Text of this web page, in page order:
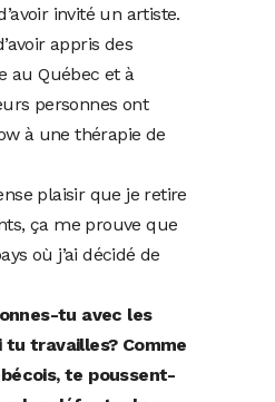
invité un artiste.
appris des
au Québec et à
personnes ont
à une thérapie de
plaisir que je retire
ça me prouve que
où j’ai décidé de
tu avec les
travailles? Comme
te poussent-